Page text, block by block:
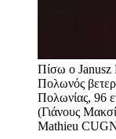
Πίσω ο Janusz
Πολωνός
Πολωνίας, 96
(Γιάνους
Mathieu